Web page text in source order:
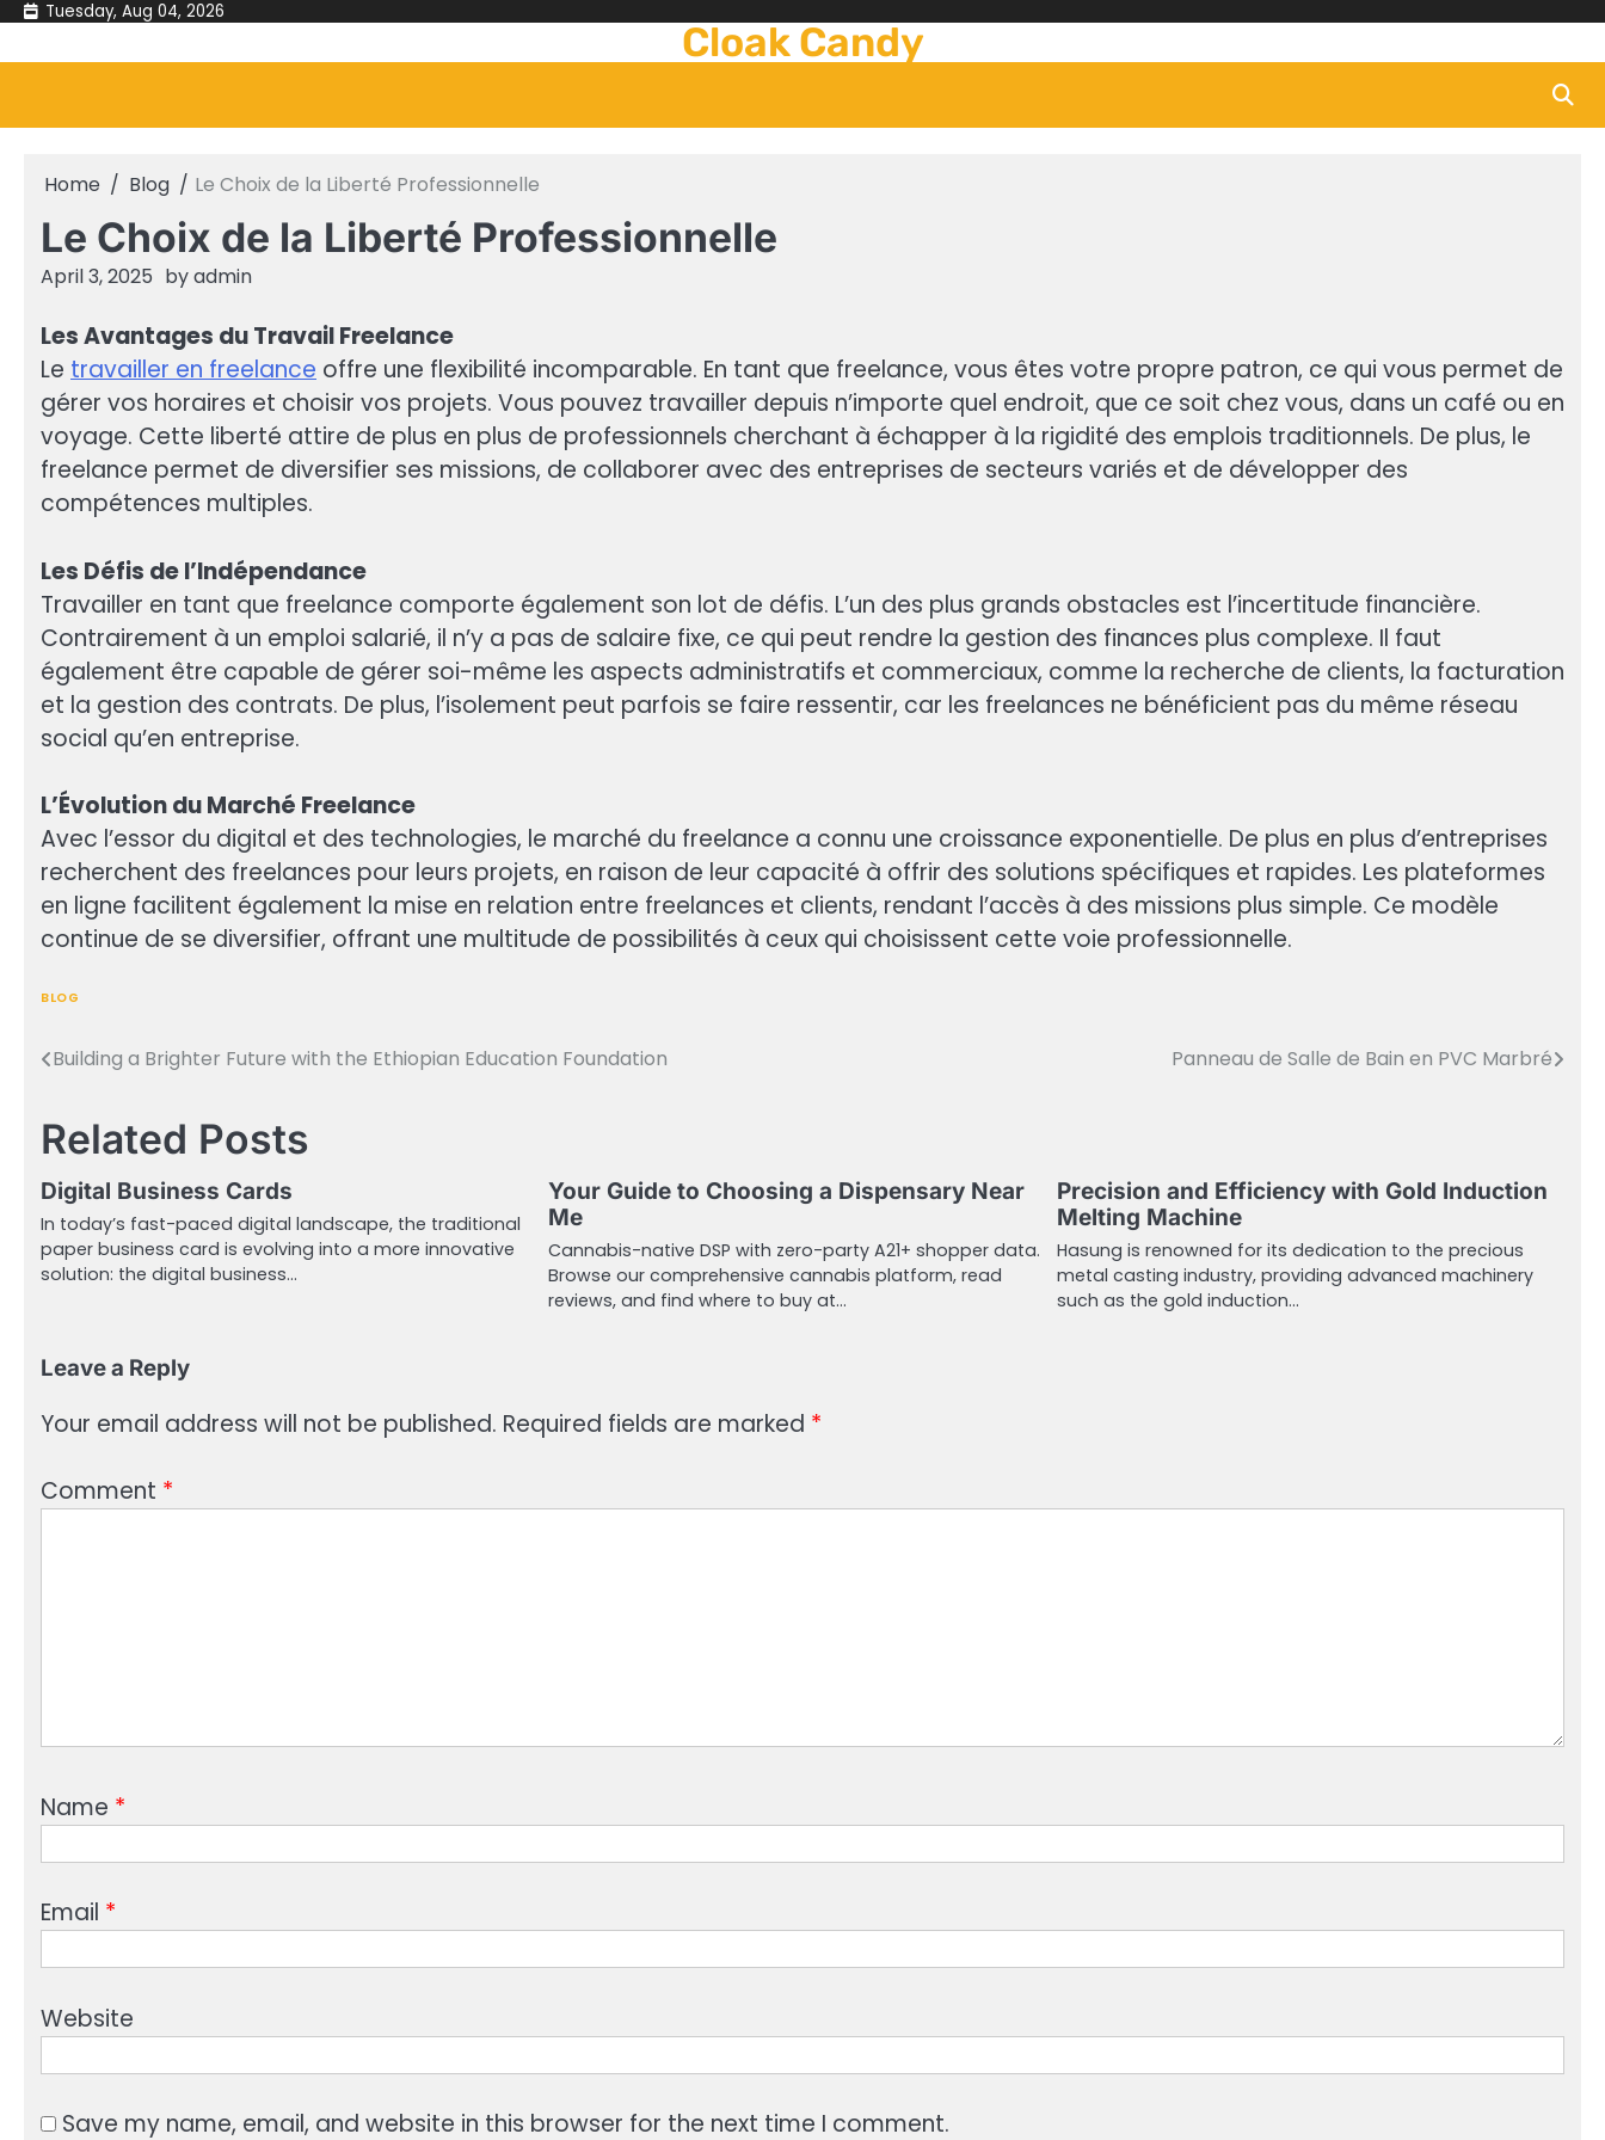
Skip
content
Tuesday, Aug 04, 2026
Cloak Candy
Home Blog Le Choix de la Liberté Professionnelle
Le Choix de la Liberté Professionnelle
April 3, 2025 byadmin
Les Avantages du Travail Freelance
Le travailler en freelance offre une flexibilité incomparable. En tant que freelance, vous êtes votre propre patron, ce qui vous permet de
gérer vos horaires et choisir vos projets. Vous pouvez travailler depuis n’importe quel endroit, que ce soit chez vous, dans un café ou en
voyage. Cette liberté attire de plus en plus de professionnels cherchant à échapper à la rigidité des emplois traditionnels. De plus, le
freelance permet de diversifier ses missions, de collaborer avec des entreprises de secteurs variés et de développer des
compétences multiples.
Les Défis de l’Indépendance
Travailler en tant que freelance comporte également son lot de défis. L’un des plus grands obstacles est l’incertitude financière.
Contrairement à un emploi salarié, il n’y a pas de salaire fixe, ce qui peut rendre la gestion des finances plus complexe. Il faut
également être capable de gérer soi-même les aspects administratifs et commerciaux, comme la recherche de clients, la facturation
et la gestion des contrats. De plus, l’isolement peut parfois se faire ressentir, car les freelances ne bénéficient pas du même réseau
social qu’en entreprise.
L’Évolution du Marché Freelance
Avec l’essor du digital et des technologies, le marché du freelance a connu une croissance exponentielle. De plus en plus d’entreprises
recherchent des freelances pour leurs projets, en raison de leur capacité à offrir des solutions spécifiques et rapides. Les plateformes
en ligne facilitent également la mise en relation entre freelances et clients, rendant l’accès à des missions plus simple. Ce modèle
continue de se diversifier, offrant une multitude de possibilités à ceux qui choisissent cette voie professionnelle.
BLOG
Post
Building a Brighter Future with the Ethiopian Education Foundation Panneau de Salle de Bain en PVC Marbré
Related Posts
Digital Business Cards
In today’s fast-paced digital landscape, the traditional
paper business card is evolving into a more innovative
solution: the digital business…
Your Guide to Choosing a Dispensary Near
Me
Cannabis-native DSP with zero-party A21+ shopper data.
Browse our comprehensive cannabis platform, read
reviews, and find where to buy at…
Precision and Efficiency with Gold Induction
Melting Machine
Hasung is renowned for its dedication to the precious
metal casting industry, providing advanced machinery
such as the gold induction…
Leave a Reply
Your email address will not be published. Required fields are marked *
Comment *
Name *
Email *
Website
Save my name, email, and website in this browser for the next time I comment.